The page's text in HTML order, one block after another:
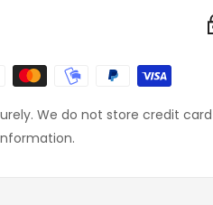
We do not store credit card